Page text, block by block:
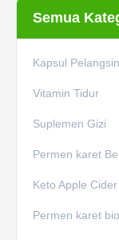
Semua
Kapsul
Vitamin Tidur
Suplemen Gizi
Permen karet
Keto Apple
Permen karet